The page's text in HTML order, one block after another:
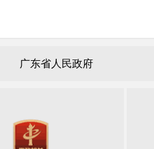
广东省人民政府